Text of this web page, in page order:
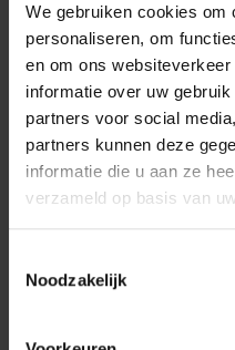
We gebruiken cookies om
personaliseren, om
en om ons
informatie over uw
partners voor social
partners kunnen deze
informatie die u aan ze
verzameld op basis van
Noodzakelijk
SRS Power | Breakout box
H24+THRU | 12x Schuko
SRS Power* | 938033
Levertijd op aanvraag
Zaandam
Volg ons op Instagram